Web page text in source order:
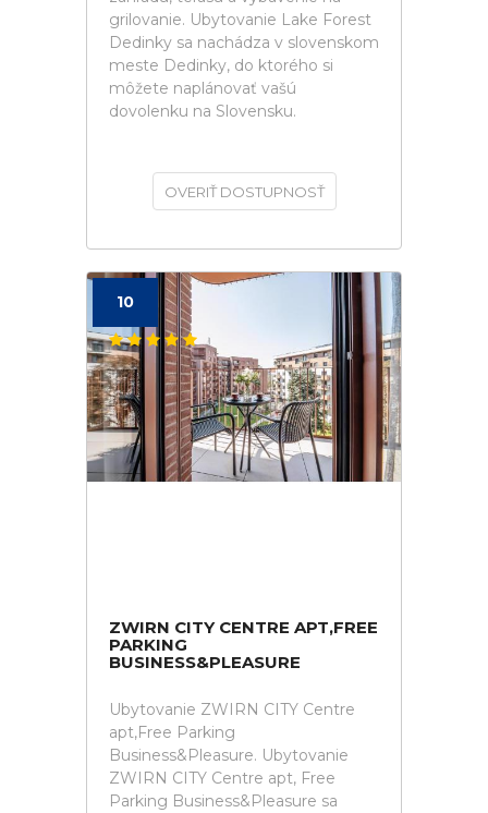
grilovanie. Ubytovanie Lake Forest
Dedinky sa nachádza v slovenskom
meste Dedinky, do ktorého si
môžete naplánovať vašú
dovolenku na Slovensku.
OVERIŤ DOSTUPNOSŤ
10
ZWIRN CITY CENTRE APT,FREE
PARKING
BUSINESS&PLEASURE
Ubytovanie ZWIRN CITY Centre
apt,Free Parking
Business&Pleasure. Ubytovanie
ZWIRN CITY Centre apt, Free
Parking Business&Pleasure sa